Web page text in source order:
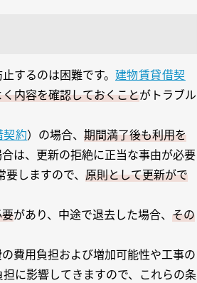
するのは困難です。 建物賃貸借契
く内容を確認しておくことがトラブル
契約）の場合、期間満了後も利用を
は、更新の拒絶に正当な事由が必要
しますので、 原則として更新がで
があり、中途で退去した場合、 その
の費用負担および増加可能性や工事の
に影響してきますので、これらの条